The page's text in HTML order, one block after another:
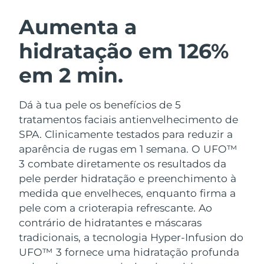
Aumenta a
hidratação em 126%
em 2 min.
Dá à tua pele os benefícios de 5
tratamentos faciais antienvelhecimento de
SPA. Clinicamente testados para reduzir a
aparência de rugas em 1 semana. O UFO™
3 combate diretamente os resultados da
pele perder hidratação e preenchimento à
medida que envelheces, enquanto firma a
pele com a crioterapia refrescante. Ao
contrário de hidratantes e máscaras
tradicionais, a tecnologia Hyper-Infusion do
UFO™ 3 fornece uma hidratação profunda
Limpeza facial
Anti-aging massage
LUNA™ 4 Plus
Massage, LED heating
LUNA™ 4 Men
For men, anti-aging massage
Microcurrent toning
BEAR™ 2 go
Microcurrent toning on-the-go
BEAR™ 2 eyes & lips
Microcurrent line smoothing device
Hidratação
UFO™ 3 kit
Deep facial hydration
UFO™ 3 LED
Near-infrared and red light therapy
device
Cuidado oral
issa™ 4
Hybrid silicone sonic toothbrush
issa™ 4 plus
Smart hybrid silicone sonic toothbrush
TRATAMENTO ANTIENVELHECIMENTO
FAQ™
Antienvelhecimento Tratamentos LED
Áustria
Barein Entrega prevista8/9/26
Bélgica
Bermudas Entrega prevista
Bósnia e
Herzegovina
Entrega prevista8/11/26
Brunei Entrega prevista8/13/26
Bulgária Entrega prevista 8/8/26
Canadá Entrega prevista
Chile Entrega prevista8/12/26